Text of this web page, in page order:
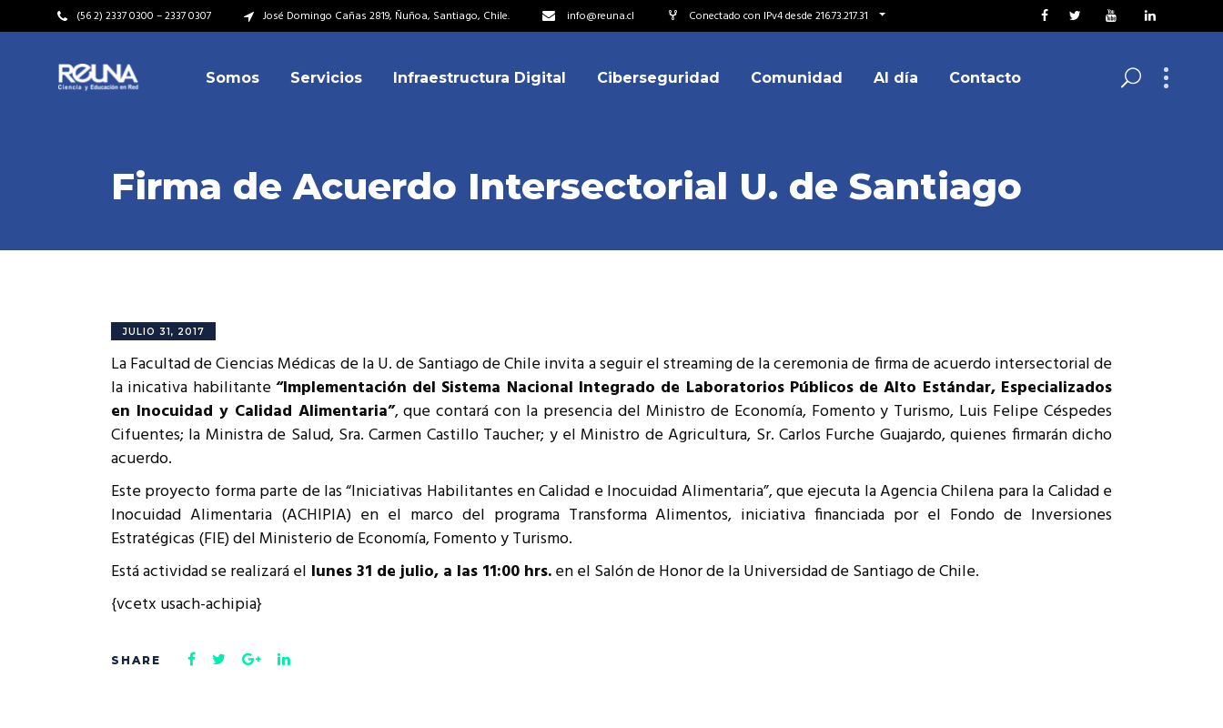
(56 2) 2337 0300 – 2337 0307 José Domingo Cañas 2819, Ñuñoa, Santiago, Chile. info@reuna.cl Conectado con IPv4 desde 216.73.217.31
Somos
Plan Estratégico
Valores
Historia
Kit de Identidad
Cumplimiento Legal
Acuerdos de Colaboración
Representantes
Institucionales
Representantes Técnicos
Servicios Infraestructura Digital Ciberseguridad Comunidad Al día Contacto
Video Institucional
Misión – Visión
Valores
Cumplimiento Legal
Miembros
Directorio
Equipo
Firma de Acuerdo Intersectorial U. de Santiago
JULIO 31, 2017
La Facultad de Ciencias Médicas de la U. de Santiago de Chile invita a seguir el streaming de la ceremonia de firma de acuerdo intersectorial de
la inicativa habilitante“Implementación del Sistema Nacional Integrado de Laboratorios Públicos de Alto Estándar, Especializados
en Inocuidad y Calidad Alimentaria”, que contará con la presencia del Ministro de Economía, Fomento y Turismo, Luis Felipe Céspedes
Cifuentes; la Ministra de Salud, Sra. Carmen Castillo Taucher; y el Ministro de Agricultura, Sr. Carlos Furche Guajardo, quienes firmarán dicho
acuerdo.
Este proyecto forma parte de las “Iniciativas Habilitantes en Calidad e Inocuidad Alimentaria”, que ejecuta la Agencia Chilena para la Calidad e
Inocuidad Alimentaria (ACHIPIA) en el marco del programa Transforma Alimentos, iniciativa financiada por el Fondo de Inversiones
Estratégicas (FIE) del Ministerio de Economía, Fomento y Turismo.
Está actividad se realizará el lunes 31 de julio, a las 11:00 hrs.en el Salón de Honor de la Universidad de Santiago de Chile.
{vcetx usach-achipia}